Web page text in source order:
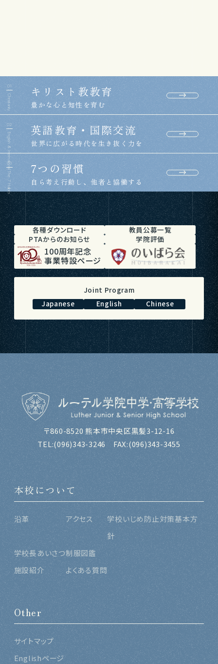
01
Christianity
キリスト教教育
豊かな心と知性を育む
02
English & International
英語教育・国際交流
世界に広がる時代を生き抜く力を
03
The 7 Habits
7つの習慣
自ら考え行動し、他者と協働する
各種ダウンロード
教員公募一覧
PTAからのお知らせ
学院評価
100周年記念
事業特設ページ
Joint Program
Japanese
English Chinese
〒860-8520 熊本市中央区黒髪3-12-16
TEL:(096)343-3246FAX:(096)343-3455
本校について
沿革
学校長あいさつ
施設紹介
アクセス
制服図鑑
よくある質問
学校いじめ防止対策基本方
針
Other
サイトマップ
Englishページ